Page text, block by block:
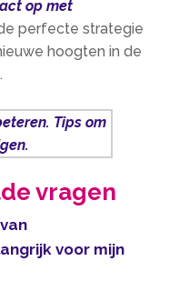
op met
perfecte strategie
hoogten in de
vragen
voor mijn